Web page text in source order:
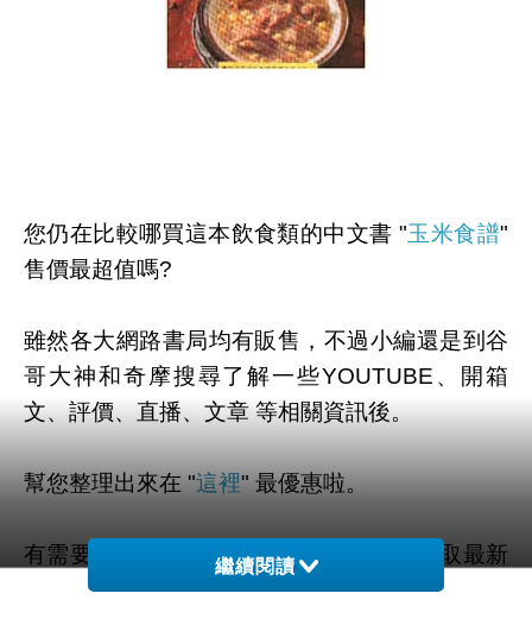
您仍在比較哪買這本飲食類的中文書 "玉米食譜"
售價最超值嗎?
雖然各大網路書局均有販售，不過小編還是到谷
哥大神和奇摩搜尋了解一些YOUTUBE、開箱
文、評價、直播、文章 等相關資訊後。
幫您整理出來在 "這裡" 最優惠啦。
有需要的粉粉可以點擊連結或按鈕就能獲取最新
的優惠折扣訊息啦~
繼續閱讀